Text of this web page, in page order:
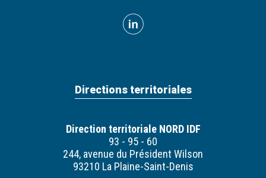
Directions territoriales
Direction territoriale NORD IDF
93 - 95 - 60
244, avenue du Président Wilson
93210 La Plaine-Saint-Denis